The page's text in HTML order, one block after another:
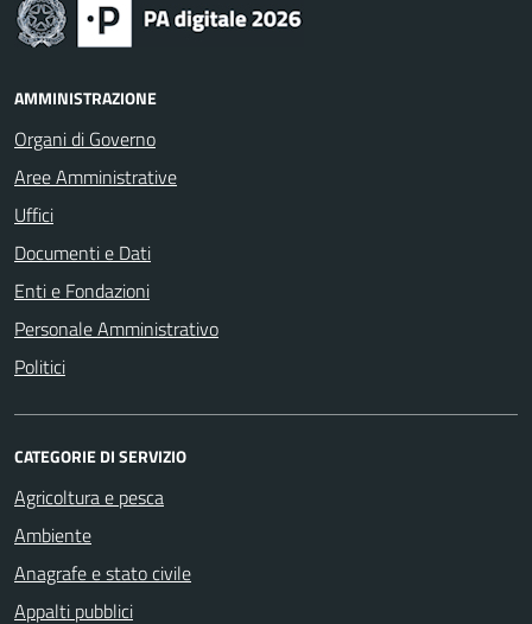
AMMINISTRAZIONE
Organi di Governo
Aree Amministrative
Uffici
Documenti e Dati
Enti e Fondazioni
Personale Amministrativo
Politici
CATEGORIE DI SERVIZIO
Agricoltura e pesca
Ambiente
Anagrafe e stato civile
Appalti pubblici